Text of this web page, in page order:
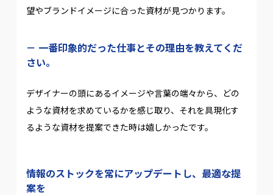
望やブランドイメージに合った資材が見つかります。
一番印象的だった仕事とその理由を教えてくだ
さい。
デザイナーの頭にあるイメージや言葉の端々から、どの
ような資材を求めているかを感じ取り、それを具現化す
るような資材を提案できた時は嬉しかったです。
情報のストックを常にアップデートし、最適な提
案を